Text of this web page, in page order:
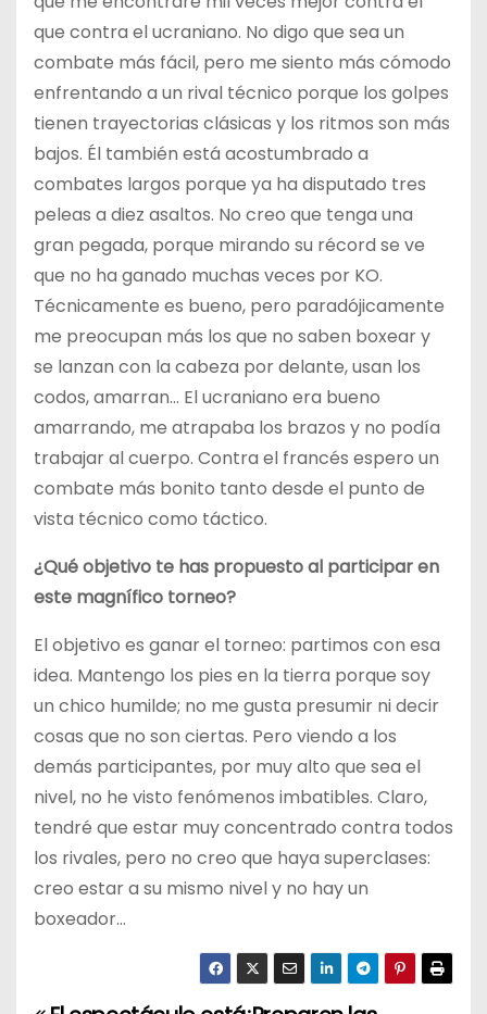
que contra el ucraniano. No digo que sea un
combate más fácil, pero me siento más cómodo
enfrentando a un rival técnico porque los golpes
tienen trayectorias clásicas y los ritmos son más
bajos. Él también está acostumbrado a
combates largos porque ya ha disputado tres
peleas a diez asaltos. No creo que tenga una
gran pegada, porque mirando su récord se ve
que no ha ganado muchas veces por KO.
Técnicamente es bueno, pero paradójicamente
me preocupan más los que no saben boxear y
se lanzan con la cabeza por delante, usan los
codos, amarran… El ucraniano era bueno
amarrando, me atrapaba los brazos y no podía
trabajar al cuerpo. Contra el francés espero un
combate más bonito tanto desde el punto de
vista técnico como táctico.
¿Qué objetivo te has propuesto al participar en
este magnífico torneo?
El objetivo es ganar el torneo: partimos con esa
idea. Mantengo los pies en la tierra porque soy
un chico humilde; no me gusta presumir ni decir
cosas que no son ciertas. Pero viendo a los
demás participantes, por muy alto que sea el
nivel, no he visto fenómenos imbatibles. Claro,
tendré que estar muy concentrado contra todos
los rivales, pero no creo que haya superclases:
creo estar a su mismo nivel y no hay un
boxeador…